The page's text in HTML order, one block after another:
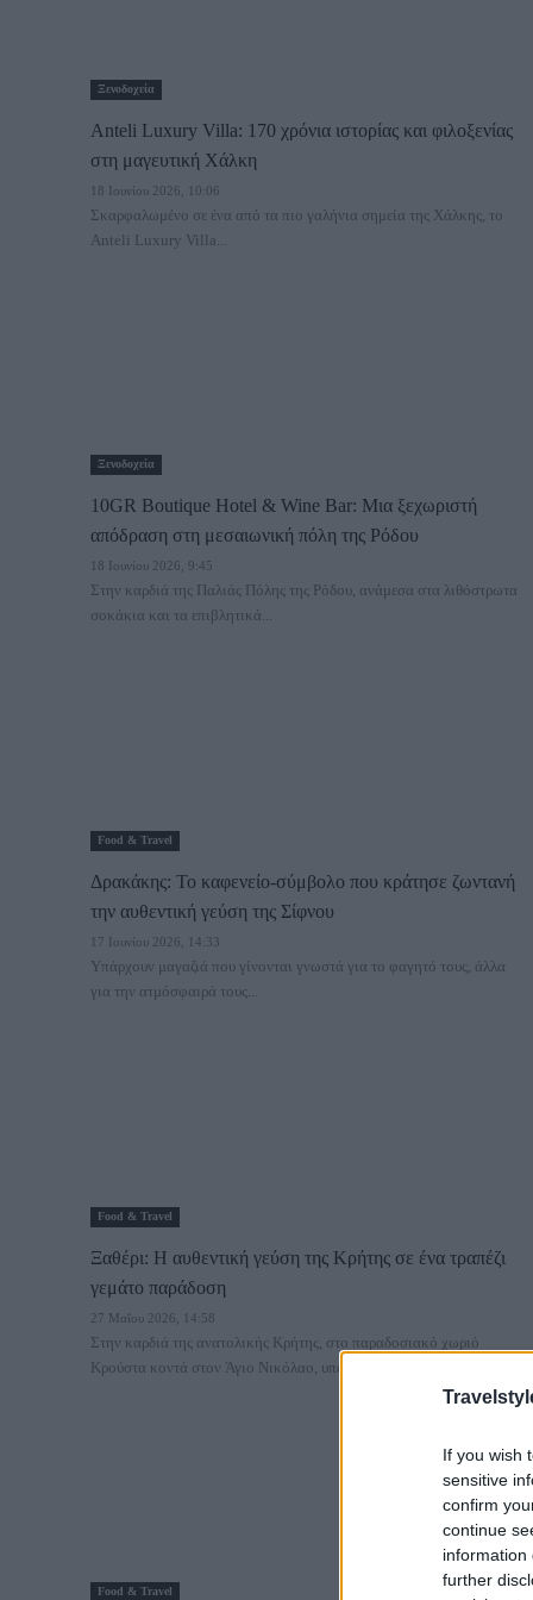
If you wish
sensitive
confirm
continue
information
further
Ξενοδοχεία
Anteli Luxury Villa: 170 χρόνια ιστορίας και φιλοξενίας
στη μαγευτική Χάλκη
18 Ιουνίου 2026, 10:06
Σκαρφαλωμένο σε ένα από τα πιο γαλήνια σημεία της Χάλκης, το
Anteli Luxury Villa...
Ξενοδοχεία
10GR Boutique Hotel & Wine Bar: Μια ξεχωριστή
απόδραση στη μεσαιωνική πόλη της Ρόδου
18 Ιουνίου 2026, 9:45
Στην καρδιά της Παλιάς Πόλης της Ρόδου, ανάμεσα στα λιθόστρωτα
σοκάκια και τα επιβλητικά...
Food & Travel
Δρακάκης: Το καφενείο-σύμβολο που κράτησε ζωντανή
την αυθεντική γεύση της Σίφνου
17 Ιουνίου 2026, 14:33
Υπάρχουν μαγαζιά που γίνονται γνωστά για το φαγητό τους, άλλα
για την ατμόσφαιρά τους...
Food & Travel
Ξαθέρι: Η αυθεντική γεύση της Κρήτης σε ένα τραπέζι
γεμάτο παράδοση
27 Μαΐου 2026, 14:58
Στην καρδιά της ανατολικής Κρήτης, στο παραδοσιακό χωριό
Κρούστα κοντά στον Άγιο Νικόλαο, υπάρχει...
Food & Travel